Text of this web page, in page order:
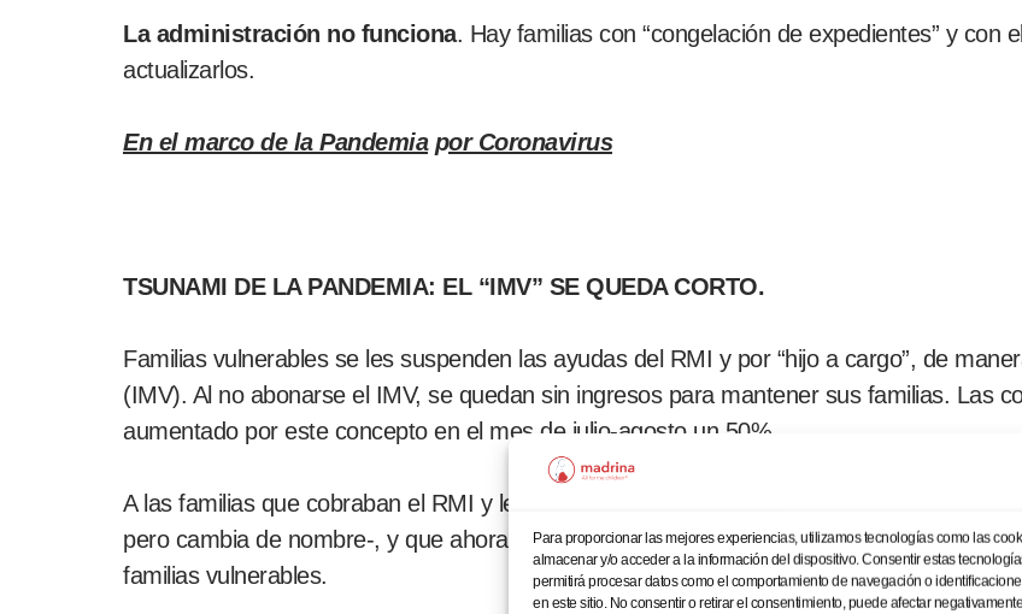
Para proporcionar las mejores experiencias, utilizamos tecnologías como las
almacenar y/o acceder a la información del dispositivo. Consentir estas
permitirá procesar datos como el comportamiento de navegación o
en este sitio. No consentir o retirar el consentimiento, puede afectar
La administración no funciona. Hay familias con “congelación de expedientes” y con
actualizarlos.
En el marco de la Pandemiapor Coronavirus
TSUNAMI DE LA PANDEMIA: EL “IMV” SE QUEDA CORTO.
Familias vulnerables se les suspenden las ayudas del RMI y por “hijo a cargo”, de
(IMV). Al no abonarse el IMV, se quedan sin ingresos para mantener sus familias. Las
aumentado por este concepto en el mes de julio-agosto un 50%.
A las familias que cobraban el RMI y le han dado automáticamente el IMV, le han dado
pero cambia de nombre-, y que ahora caduca el 31/12/20, mientras el RMI no
familias vulnerables.